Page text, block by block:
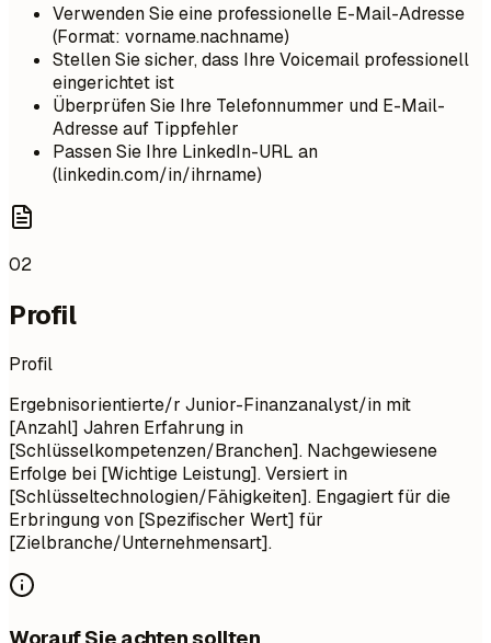
Verwenden Sie eine professionelle E-Mail-Adresse
(Format: vorname.nachname)
Stellen Sie sicher, dass Ihre Voicemail professionell
eingerichtet ist
Überprüfen Sie Ihre Telefonnummer und E-Mail-
Adresse auf Tippfehler
Passen Sie Ihre LinkedIn-URL an
(linkedin.com/in/ihrname)
02
Profil
Profil
Ergebnisorientierte/r Junior-Finanzanalyst/in mit
[Anzahl] Jahren Erfahrung in
[Schlüsselkompetenzen/Branchen]. Nachgewiesene
Erfolge bei [Wichtige Leistung]. Versiert in
[Schlüsseltechnologien/Fähigkeiten]. Engagiert für die
Erbringung von [Spezifischer Wert] für
[Zielbranche/Unternehmensart].